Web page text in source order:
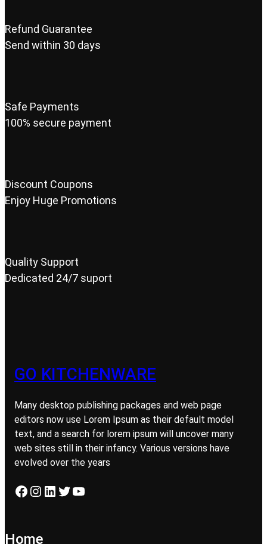
Refund Guarantee
Send within 30 days
Safe Payments
100% secure payment
Discount Coupons
Enjoy Huge Promotions
Quality Support
Dedicated 24/7 suport
GO KITCHENWARE
Many desktop publishing packages and web page
editors now use Lorem Ipsum as their default model
text, and a search for lorem ipsum will uncover many
web sites still in their infancy. Various versions have
evolved over the years
Facebook Instagram LinkedIn Twitter YouTube
Home